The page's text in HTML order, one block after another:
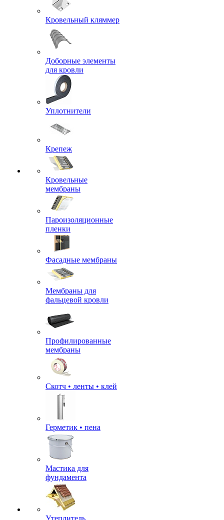
Кровельный кляммер
Доборные элементы
для кровли
Уплотнители
Крепеж
Кровельные
мембраны
Пароизоляционные
пленки
Фасадные мембраны
Мембраны для
фальцевой кровли
Профилированные
мембраны
Скотч • ленты • клей
Герметик • пена
Мастика для
фундамента
Утеплитель